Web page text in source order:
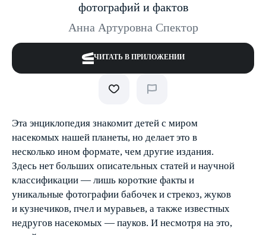
фотографий и фактов
Анна Артуровна Спектор
ЧИТАТЬ В ПРИЛОЖЕНИИ
Эта энциклопедия знакомит детей с миром
насекомых нашей планеты, но делает это в
несколько ином формате, чем другие издания.
Здесь нет больших описательных статей и научной
классификации — лишь короткие факты и
уникальные фотографии бабочек и стрекоз, жуков
и кузнечиков, пчел и муравьев, а также известных
недругов насекомых — пауков. И несмотря на это,